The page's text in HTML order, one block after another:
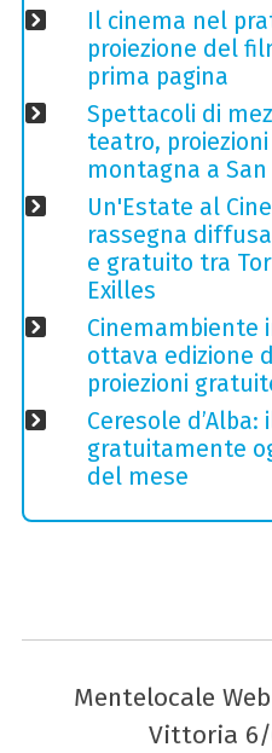
Il cinema nel
proiezione del
prima pagina
Spettacoli di
teatro,
montagna a San
Un'Estate al
rassegna
e gratuito tra
Exilles
Cinemambiente
ottava edizione
proiezioni
Ceresole
gratuitamente
del mese
Mentelocale
Vittoria 6/